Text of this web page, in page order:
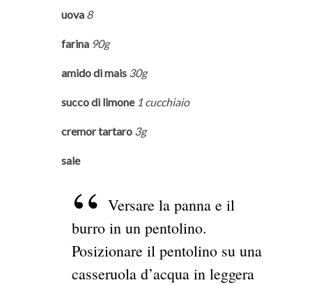
uova 8
farina 90g
amido di mais 30g
succo di limone 1 cucchiaio
cremor tartaro 3g
sale
Versare la panna e il
burro in un pentolino.
Posizionare il pentolino su una
casseruola d’acqua in leggera